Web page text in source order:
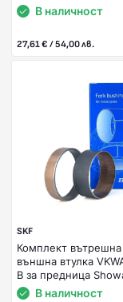
В наличност
27,61 € / 54,00 лв.
SKF
Комплект вътрешна
външна втулка
B за предница
В наличност